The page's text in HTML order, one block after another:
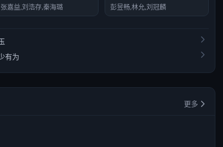
张嘉益,刘浩存,秦海璐 彭昱畅,林允,刘冠麟
有为
更多